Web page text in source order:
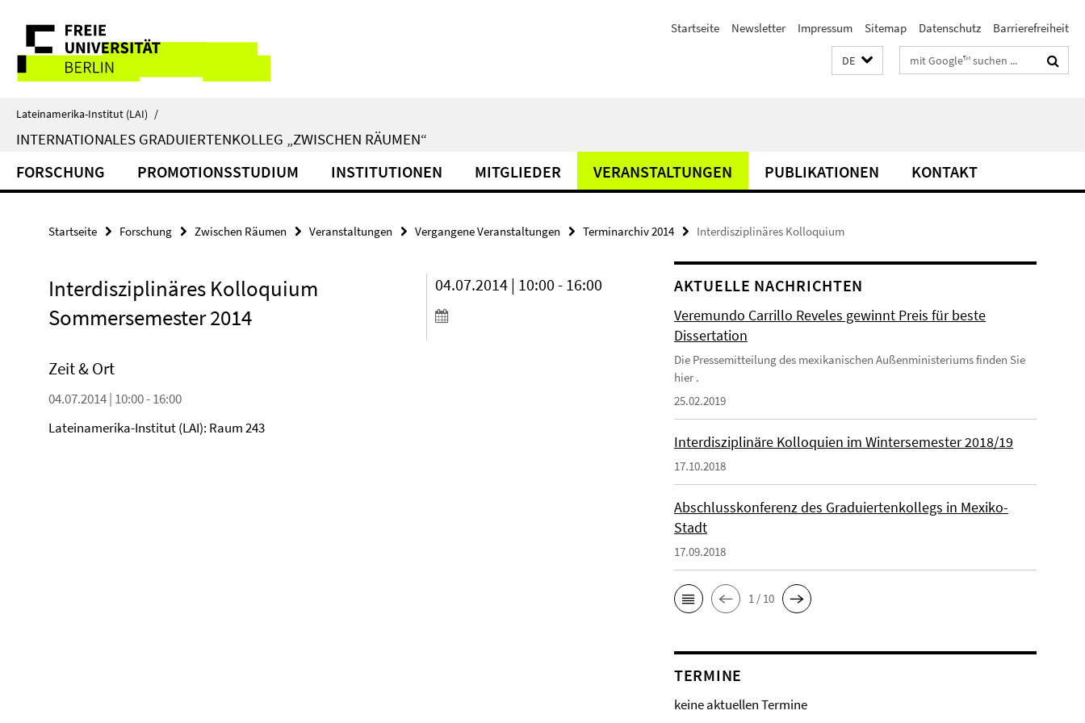
direkt
Inhalt
Service-
Navigation
Startseite Newsletter Impressum Sitemap Datenschutz Barrierefreiheit
DE Suchbegriffe
Lateinamerika-Institut (LAI) /
INTERNATIONALES GRADUIERTENKOLLEG „ZWISCHEN RÄUMEN“
FORSCHUNG PROMOTIONSSTUDIUM INSTITUTIONEN MITGLIEDER VERANSTALTUNGEN PUBLIKATIONEN KONTAKT
Startseite Forschung Zwischen Räumen Veranstaltungen Vergangene Veranstaltungen Terminarchiv 2014 Interdisziplinäres Kolloquium
Interdisziplinäres Kolloquium
Sommersemester 2014
04.07.2014 | 10:00 - 16:00
Zeit & Ort
04.07.2014 | 10:00 - 16:00
Lateinamerika-Institut (LAI): Raum 243
AKTUELLE NACHRICHTEN
Veremundo Carrillo Reveles gewinnt Preis für beste
Dissertation
Die Pressemitteilung des mexikanischen Außenministeriums finden Sie
hier .
25.02.2019
Interdisziplinäre Kolloquien im Wintersemester 2018/19
17.10.2018
Abschlusskonferenz des Graduiertenkollegs in Mexiko-
Stadt
17.09.2018
1 / 10
TERMINE
keine aktuellen Termine